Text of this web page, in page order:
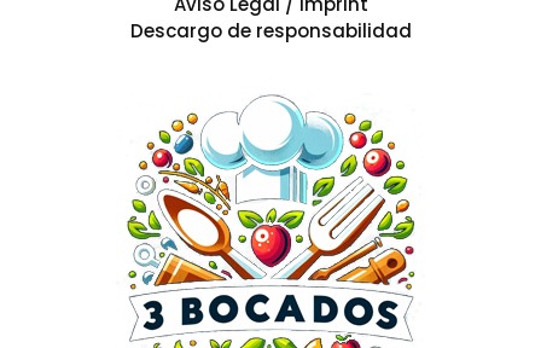
Descargo de responsabilidad